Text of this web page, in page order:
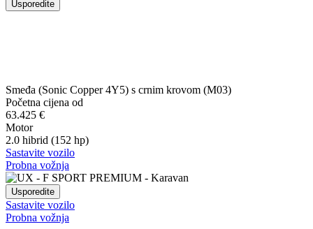
Usporedite
Smeđa (Sonic Copper 4Y5) s crnim krovom (M03)
Početna cijena od
63.425 €
Motor
2.0 hibrid (152 hp)
Sastavite vozilo
Probna vožnja
Usporedite
Sastavite vozilo
Probna vožnja